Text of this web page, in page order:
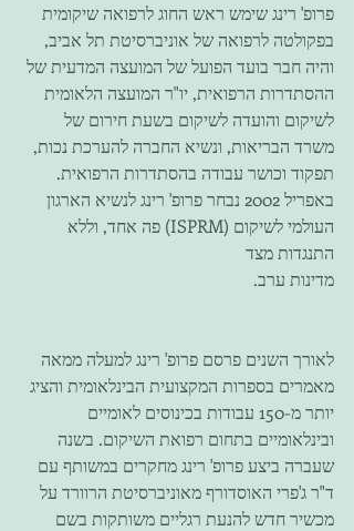
פרופ' רינג שימש ראש החוג לרפואה שיקומית
בפקולטה לרפואה של אוניברסיטת תל אביב,
והיה חבר בועד הפועל של המועצה המדעית של
ההסתדרות הרפואית, יו"ר המועצה הלאומית
לשיקום והועדה לשיקום בשעת חירום של
משרד הבריאות, ונשיא החברה להערכת נכות,
תפקוד וכושר עבודה בהסתדרות הרפואית.
באפריל 2002 נבחר פרופ' רינג לנשיא הארגון
העולמי לשיקום (ISPRM) פה אחד, וללא
התנגדות מצד
מדינות ערב.
לאורך השנים פרסם פרופ' רינג למעלה ממאה
מאמרים בספרות המקצועית הבינלאומית והציג
יותר מ-150 עבודות בכינוסים לאומיים
ובינלאומיים בתחום רפואת השיקום. בשנה
שעברה ביצע פרופ' רינג מחקרים במשותף עם
ד"ר ג'פרי האוסדורף מאוניברסיטת הרוורד על
מכשיר חדש להנעת רגליים משותקות בשם